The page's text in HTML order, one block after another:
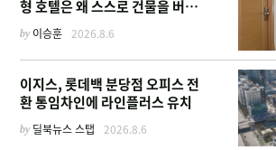
형 호텔은 왜 스스로 건물을 버리
고 '이름'만 팔기 시작했을까
by 이승훈 2026.8.6
이지스, 롯데백 분당점 오피스 전
환 통임차인에 라인플러스 유치
by 딜북뉴스 스탭 2026.8.6